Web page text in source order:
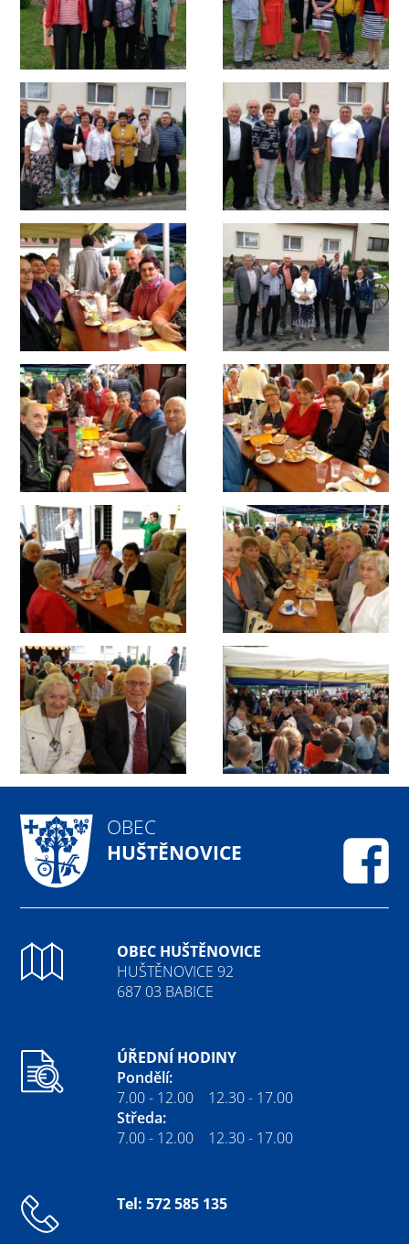
OBEC
HUŠTĚNOVICE
OBEC HUŠTĚNOVICE
HUŠTĚNOVICE 92
687 03 BABICE
ÚŘEDNÍ HODINY
Pondělí:
7.00 - 12.00 12.30 - 17.00
Středa:
7.00 - 12.00 12.30 - 17.00
Tel: 572 585 135